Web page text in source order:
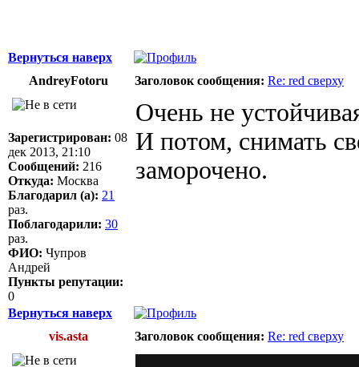
Вернуться наверх
AndreyFotoru
Заголовок сообщения: Re: red сверху
Зарегистрирован: 08
дек 2013, 21:10
Сообщений: 216
Откуда: Москва
Благодарил (а): 21
раз.
Поблагодарили: 30
раз.
ФИО: Чупров
Андрей
Пункты репутации:
0
Очень не
И потом, снимать
заморочено.
Вернуться наверх
vis.asta
Заголовок сообщения: Re: red сверху